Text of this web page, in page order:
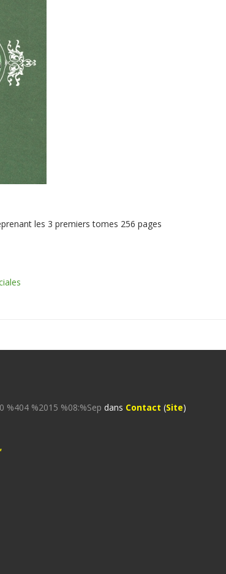
les 3 premiers tomes 256 pages
%404 %2015 %08:%Sep dans Contact (Site)